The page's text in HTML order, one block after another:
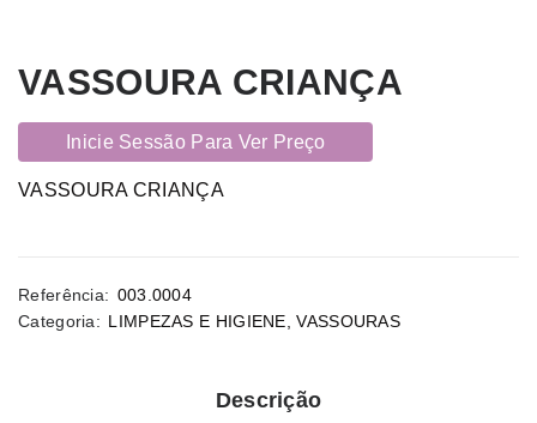
VASSOURA CRIANÇA
Inicie Sessão Para Ver Preço
VASSOURA CRIANÇA
Referência: 003.0004
Categoria: LIMPEZAS E HIGIENE ,VASSOURAS
Descrição